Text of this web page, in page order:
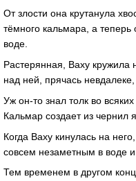
От злости она крутанула
тёмного кальмара, а теперь
воде.
Растерянная, Ваху кружила
над ней, прячась
Уж он-то знал толк во
Кальмар создает из чернил
Когда Ваху кинулась на
совсем незаметным в воде
Тем временем в другом